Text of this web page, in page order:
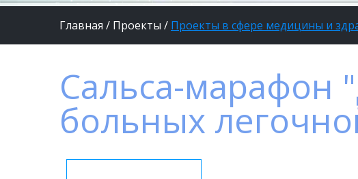
Главная / Проекты / Проекты в сфере медицины и
Сальса-марафон
больных